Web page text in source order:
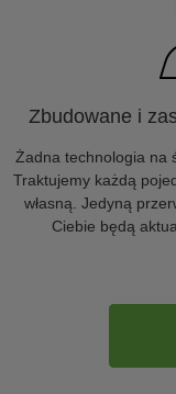
Zbudowane i
Żadna technologia na
Traktujemy każdą
własną. Jedyną
Ciebie będą